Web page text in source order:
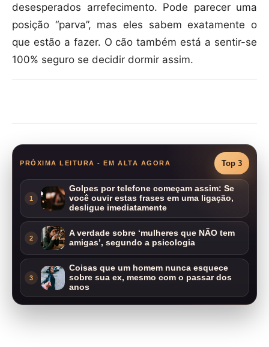
desesperados arrefecimento. Pode parecer uma
posição “parva”, mas eles sabem exatamente o
que estão a fazer. O cão também está a sentir-se
100% seguro se decidir dormir assim.
PRÓXIMA LEITURA - EM ALTA AGORA Top 3
1
Golpes por telefone começam assim: Se
você ouvir estas frases em uma ligação,
desligue imediatamente
2
A verdade sobre ‘mulheres que NÃO tem
amigas’, segundo a psicologia
3
Coisas que um homem nunca esquece
sobre sua ex, mesmo com o passar dos
anos